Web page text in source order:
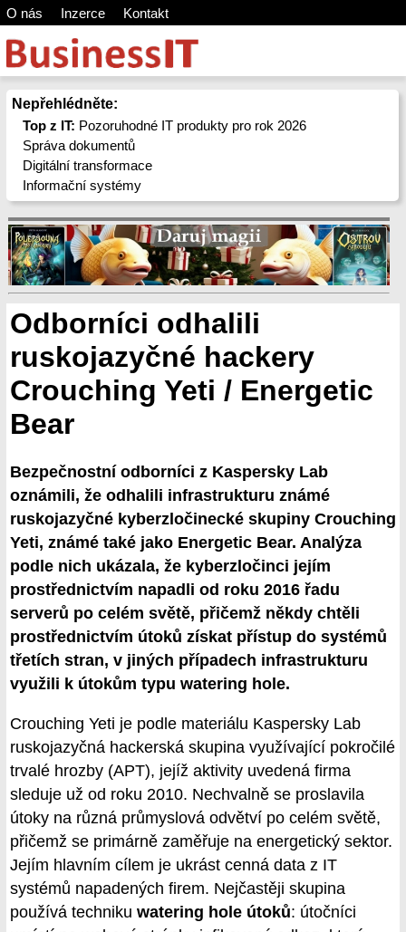
O nás Inzerce Kontakt
Nepřehlédněte:
Top z IT: Pozoruhodné IT produkty pro rok 2026
Správa dokumentů
Digitální transformace
Informační systémy
Odborníci odhalili
ruskojazyčné hackery
Crouching Yeti / Energetic
Bear
Bezpečnostní odborníci z Kaspersky Lab
oznámili, že odhalili infrastrukturu známé
ruskojazyčné kyberzločinecké skupiny Crouching
Yeti, známé také jako Energetic Bear. Analýza
podle nich ukázala, že kyberzločinci jejím
prostřednictvím napadli od roku 2016 řadu
serverů po celém světě, přičemž někdy chtěli
prostřednictvím útoků získat přístup do systémů
třetích stran, v jiných případech infrastrukturu
využili k útokům typu watering hole.
Crouching Yeti je podle materiálu Kaspersky Lab
ruskojazyčná hackerská skupina využívající pokročilé
trvalé hrozby (APT), jejíž aktivity uvedená firma
sleduje už od roku 2010. Nechvalně se proslavila
útoky na různá průmyslová odvětví po celém světě,
přičemž se primárně zaměřuje na energetický sektor.
Jejím hlavním cílem je ukrást cenná data z IT
systémů napadených firem. Nejčastěji skupina
používá techniku watering hole útoků: útočníci